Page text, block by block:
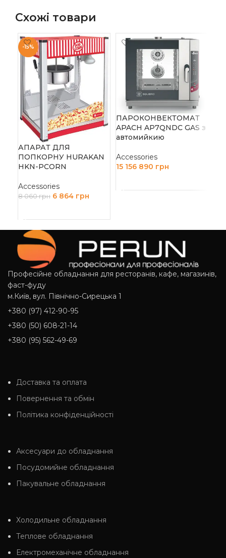
Схожі товари
-15%
АПАРАТ ДЛЯ
ПОПКОРНУ HURAKAN
HKN-PCORN
Accessories
8 060грн 6 864 грн
ПАРОКОНВЕКТОМАТ
APACH AP7QNDC GAS з
автомийкию
Accessories
15 156 890 грн
Професійне обладнання для ресторанів, кафе, магазинів,
фаст-фуду
м.Київ, вул. Північно-Сирецька 1
+380 (97) 412-90-95
+380 (50) 608-21-14
+380 (95) 562-49-69
Доставка та оплата
Повернення та обмін
Політика конфіденційності
Аксесуари до обладнання
Посудомийне обладнання
Пакувальне обладнання
Холодильне обладнання
Теплове обладнання
Електромеханічне обладнання